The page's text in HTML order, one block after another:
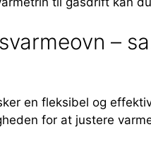
–
en fleksibel og
for at justere